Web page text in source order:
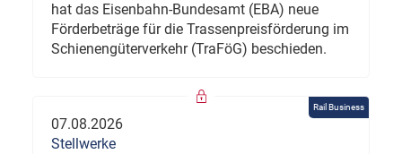
hat das Eisenbahn-Bundesamt (EBA) neue
Förderbeträge für die Trassenpreisförderung im
Schienengüterverkehr (TraFöG) beschieden.
Rail Business
07.08.2026
Stellwerke